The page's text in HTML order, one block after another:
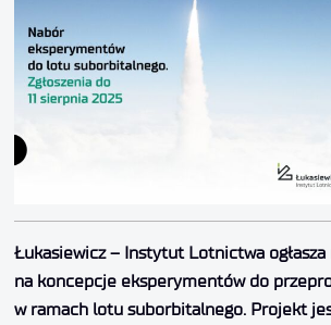
Łukasiewicz – Instytut Lotnictwa ogłasza
na koncepcje eksperymentów do
w ramach lotu suborbitalnego. Projekt